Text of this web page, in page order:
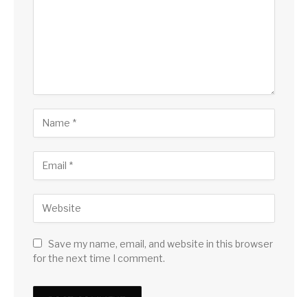
Save my name, email, and website in this browser
for the next time I comment.